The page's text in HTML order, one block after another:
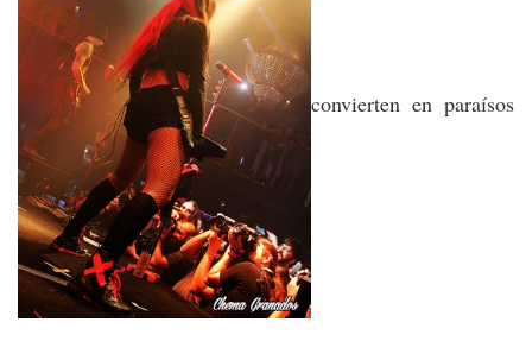
convierten en paraísos